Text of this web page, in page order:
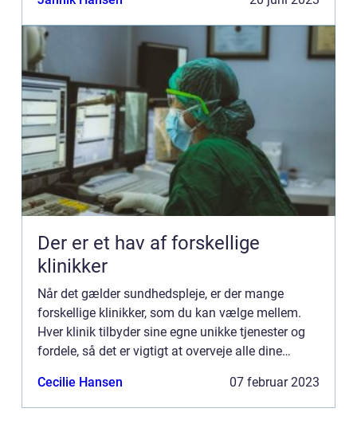
Der er et hav af forskellige
klinikker
Når det gælder sundhedspleje, er der mange
forskellige klinikker, som du kan vælge mellem.
Hver klinik tilbyder sine egne unikke tjenester og
fordele, så det er vigtigt at overveje alle dine
primær ple...
Cecilie Hansen 07 februar 2023